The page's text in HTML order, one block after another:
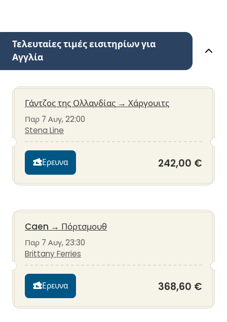
Τελευταίες τιμές εισιτηρίων για
Αγγλία
Γάντζος της Ολλανδίας → Χάργουιτς
Παρ 7 Αυγ, 22:00
Stena Line
Ερευνα 242,00 €
Caen → Πόρτσμουθ
Παρ 7 Αυγ, 23:30
Brittany Ferries
Ερευνα 368,60 €